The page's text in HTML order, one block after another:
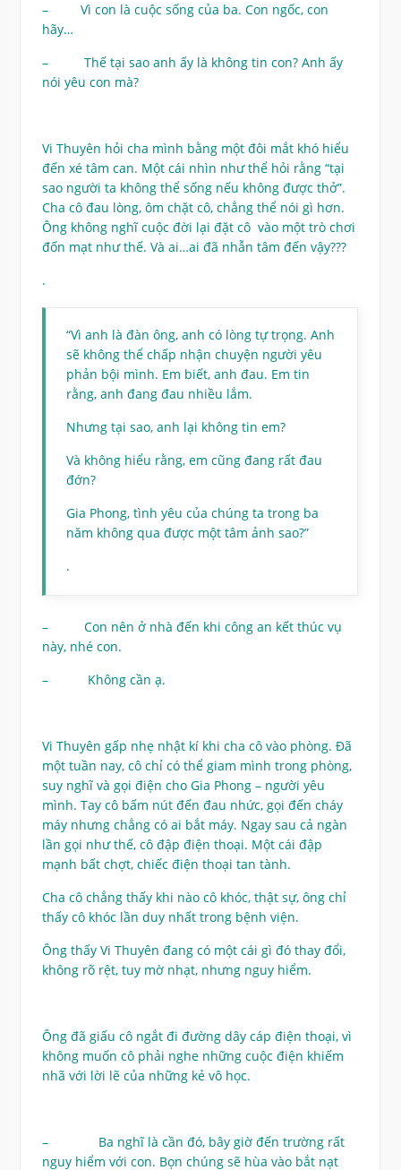
– Vì con là cuộc sống của ba. Con ngốc, con
hãy…
– Thế tại sao anh ấy là không tin con? Anh ấy
nói yêu con mà?
Vi Thuyên hỏi cha mình bằng một đôi mắt khó hiểu
đến xé tâm can. Một cái nhìn như thể hỏi rằng “tại
sao người ta không thể sống nếu không được thở”.
Cha cô đau lòng, ôm chặt cô, chẳng thể nói gì hơn.
Ông không nghĩ cuộc đời lại đặt cô vào một trò chơi
đốn mạt như thế. Và ai…ai đã nhẫn tâm đến vậy???
.
“Vì anh là đàn ông, anh có lòng tự trọng. Anh
sẽ không thể chấp nhận chuyện người yêu
phản bội mình. Em biết, anh đau. Em tin
rằng, anh đang đau nhiều lắm.
Nhưng tại sao, anh lại không tin em?
Và không hiểu rằng, em cũng đang rất đau
đớn?
Gia Phong, tình yêu của chúng ta trong ba
năm không qua được một tâm ảnh sao?”
.
– Con nên ở nhà đến khi công an kết thúc vụ
này, nhé con.
– Không cần ạ.
Vi Thuyên gấp nhẹ nhật kí khi cha cô vào phòng. Đã
một tuần nay, cô chỉ có thể giam mình trong phòng,
suy nghĩ và gọi điện cho Gia Phong – người yêu
mình. Tay cô bấm nút đến đau nhức, gọi đến cháy
máy nhưng chẳng có ai bắt máy. Ngay sau cả ngàn
lần gọi như thế, cô đập điện thoại. Một cái đập
mạnh bất chợt, chiếc điện thoại tan tành.
Cha cô chẳng thấy khi nào cô khóc, thật sự, ông chỉ
thấy cô khóc lần duy nhất trong bệnh viện.
Ông thấy Vi Thuyên đang có một cái gì đó thay đổi,
không rõ rệt, tuy mờ nhạt, nhưng nguy hiểm.
Ông đã giấu cô ngắt đi đường dây cáp điện thoại, vì
không muốn cô phải nghe những cuộc điện khiếm
nhã với lời lẽ của những kẻ vô học.
– Ba nghĩ là cần đó, bây giờ đến trường rất
nguy hiểm với con. Bọn chúng sẽ hùa vào bắt nạt